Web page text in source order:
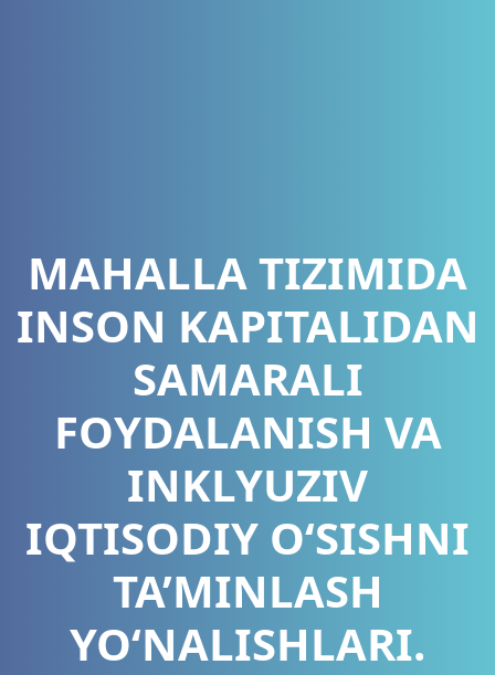
MAHALLA TIZIMIDA
INSON KAPITALIDAN
SAMARALI
FOYDALANISH VA
INKLYUZIV
IQTISODIY O‘SISHNI
TA’MINLASH
YO‘NALISHLARI.